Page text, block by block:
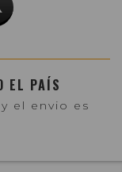
EL PAÍS
el envio es